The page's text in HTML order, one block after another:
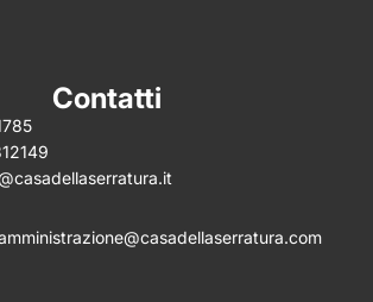
characters and upload 0 more photos
.gif, .jpg, .png per un massimo di 5MB)
Invia
Contatti